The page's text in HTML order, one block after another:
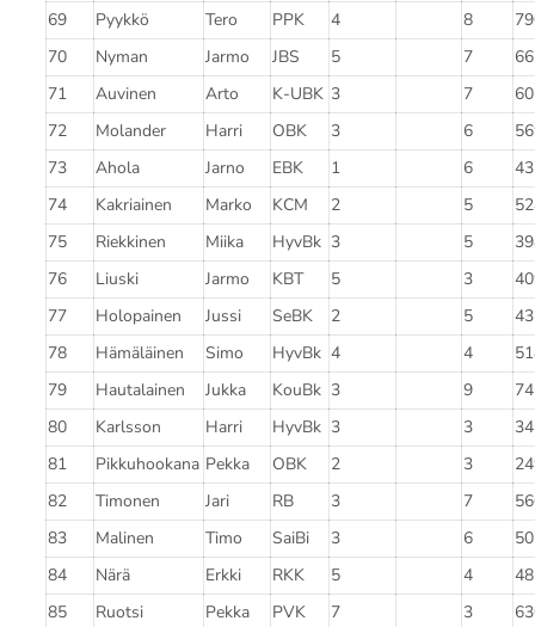
69
Pyykkö Tero PPK 4 8
70
Nyman Jarmo JBS 5 7
71
Auvinen Arto K-UBK 3 7
72
Molander Harri OBK 3 6
73
Ahola Jarno EBK 1 6
74
Kakriainen Marko KCM 2 5
75
Riekkinen Miika HyvBk 3 5
76
Liuski Jarmo KBT 5 3
77
Holopainen Jussi SeBK 2 5
78
Hämäläinen Simo HyvBk 4 4
79
Hautalainen Jukka KouBk 3 9
80
Karlsson Harri HyvBk 3 3
81
Pikkuhookana Pekka OBK 2 3
82
Timonen Jari RB 3 7
83
Malinen Timo SaiBi 3 6
84
Närä Erkki RKK 5 4
85
Ruotsi Pekka PVK 7 3